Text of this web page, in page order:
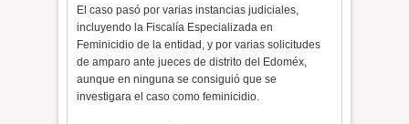
El caso pasó por varias instancias judiciales,
incluyendo la Fiscalía Especializada en
Feminicidio de la entidad, y por varias solicitudes
de amparo ante jueces de distrito del Edoméx,
aunque en ninguna se consiguió que se
investigara el caso como feminicidio.